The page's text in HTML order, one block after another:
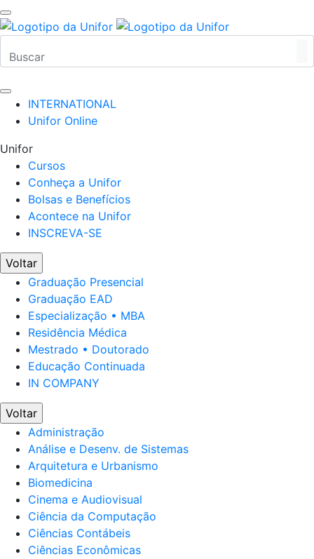
INTERNATIONAL
Unifor Online
Unifor
Cursos
Conheça a Unifor
Bolsas e Benefícios
Acontece na Unifor
INSCREVA-SE
Voltar
Graduação Presencial
Graduação EAD
Especialização • MBA
Residência Médica
Mestrado • Doutorado
Educação Continuada
IN COMPANY
Voltar
Administração
Análise e Desenv. de Sistemas
Arquitetura e Urbanismo
Biomedicina
Cinema e Audiovisual
Ciência da Computação
Ciências Contábeis
Ciências Econômicas